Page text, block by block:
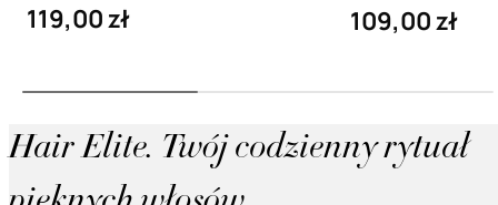
119,00 zł 109,00 zł
Hair Elite. Twój codzienny rytuał